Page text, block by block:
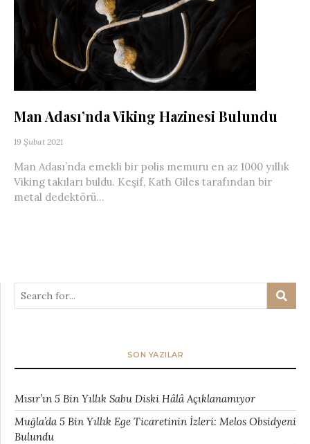
Man Adası’nda Viking Hazinesi Bulundu
19 Şubat 2021
Man Adası’nda emekli bir polis memuru en az 1000 yıllık
Viking takıları buldu. Keşif, Kath Giles tarafından bir
metal dedektörü...
SON YAZILAR
Mısır’ın 5 Bin Yıllık Sabu Diski Hâlâ Açıklanamıyor
Muğla’da 5 Bin Yıllık Ege Ticaretinin İzleri: Melos Obsidyeni
Bulundu